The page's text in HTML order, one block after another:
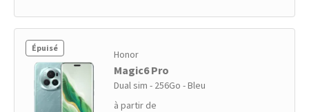
Épuisé Honor
Magic6 Pro
Dual sim - 256Go - Bleu
à partir de